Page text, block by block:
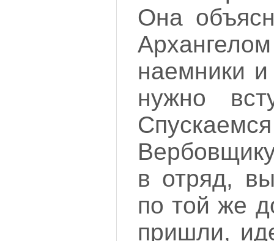
Она
наемники
нужно
в отряд,
по той же
пришли,